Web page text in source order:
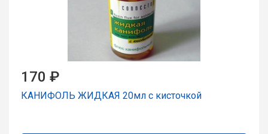
170 ₽
КАНИФОЛЬ ЖИДКАЯ 20мл с кисточкой